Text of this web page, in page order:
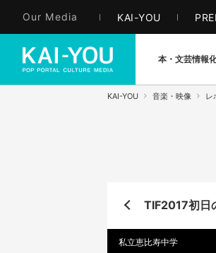
Our Media KAI-YOU
本・文芸情報
KAI-YOU 音楽・映像 レ
TIF2017初日
私立恵比寿中学